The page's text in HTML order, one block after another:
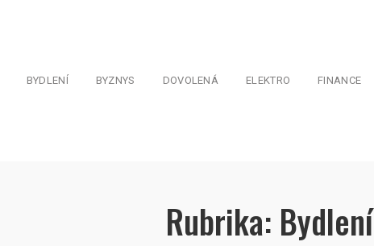
BYDLENÍ BYZNYS DOVOLENÁ ELEKTRO FINANCE
Rubrika: Bydlení